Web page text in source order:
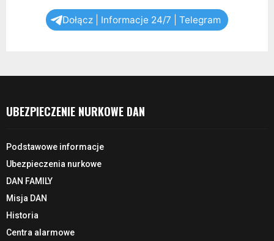
Dołącz | Informacje 24/7 | Telegram
UBEZPIECZENIE NURKOWE DAN
Podstawowe informacje
Ubezpieczenia nurkowe
DAN FAMILY
Misja DAN
Historia
Centra alarmowe